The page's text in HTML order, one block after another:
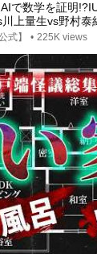
で数学を証明
上量生vs野村泰
式】 • 225K views